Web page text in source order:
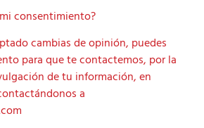
consentimiento?
cambias de opinión, puedes
para que te contactemos, por la
de tu información, en
a